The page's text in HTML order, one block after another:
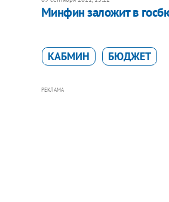
Минфин заложит в
КАБМИН БЮДЖЕТ
РЕКЛАМА